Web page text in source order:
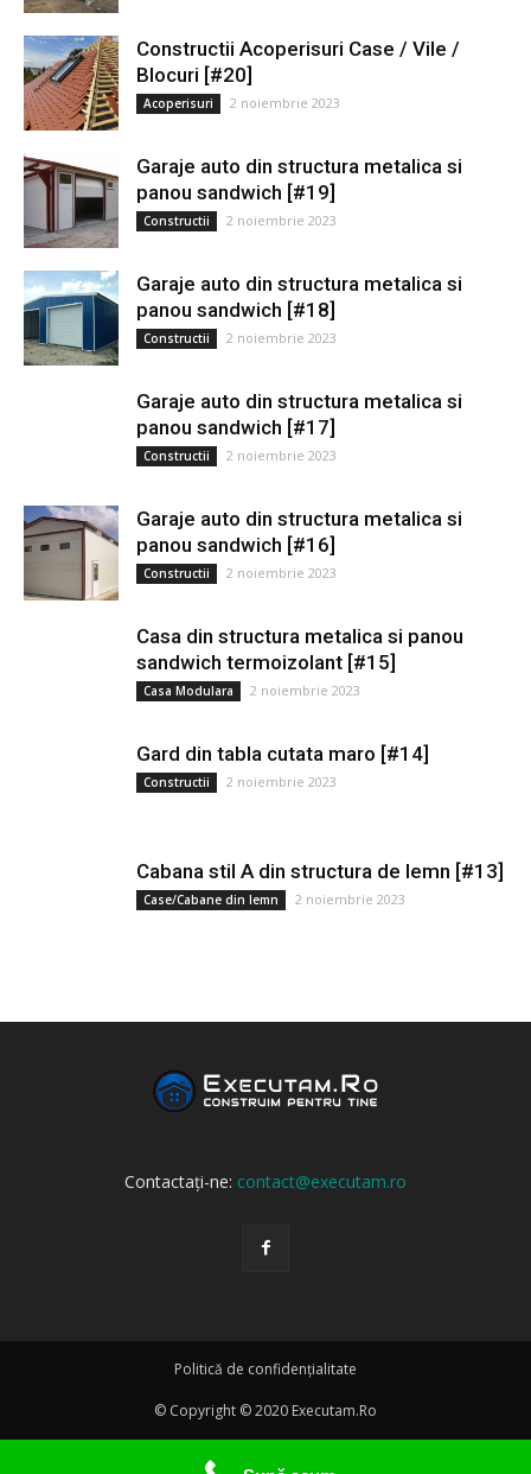
Constructii Acoperisuri Case / Vile /
Blocuri [#20]
Acoperisuri 2 noiembrie 2023
Garaje auto din structura metalica si
panou sandwich [#19]
Constructii 2 noiembrie 2023
Garaje auto din structura metalica si
panou sandwich [#18]
Constructii 2 noiembrie 2023
Garaje auto din structura metalica si
panou sandwich [#17]
Constructii 2 noiembrie 2023
Garaje auto din structura metalica si
panou sandwich [#16]
Constructii 2 noiembrie 2023
Casa din structura metalica si panou
sandwich termoizolant [#15]
Casa Modulara 2 noiembrie 2023
Gard din tabla cutata maro [#14]
Constructii 2 noiembrie 2023
Cabana stil A din structura de lemn [#13]
Case/Cabane din lemn 2 noiembrie 2023
Contactați-ne: contact@executam.ro
Politică de confidențialitate
© Copyright © 2020 Executam.Ro